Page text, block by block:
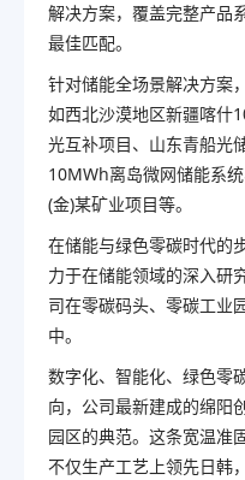
解决方案，覆盖完整产品
最佳匹配。
针对储能全场景解决方案
如西北沙漠地区新疆喀什
光互补项目、山东青船光
10MWh离岛微网储能系
(金)某矿业项目等。
在储能与绿色零碳时代的
力于在储能领域的深入研
司在零碳码头、零碳工业
中。
数字化、智能化、绿色零
向，公司最新建成的绵阳
园区的典范。这条宽温准
不仅生产工艺上领先日韩